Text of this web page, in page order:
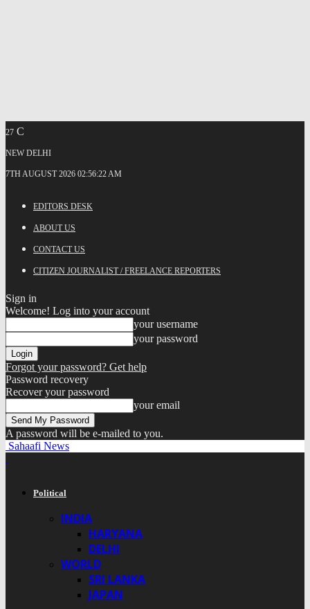
27 C
NEW DELHI
7TH AUGUST 2026 02:56:22 AM
EDITORS DESK
ABOUT US
CONTACT US
CITIZEN JOURNALIST / FREELANCE REPORTERS
Sign in
Welcome! Log into your account
your username
your password
Forgot your password? Get help
Password recovery
Recover your password
your email
A password will be e-mailed to you.
Sahaafi News
Political
INDIA
HARYANA
DELHI
WORLD
SRI LANKA
JAPAN